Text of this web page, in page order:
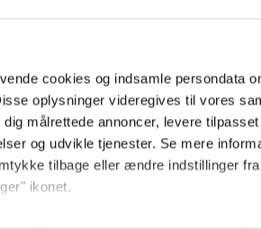
cookies og indsamle persondata
oplysninger videregives til vores
målrettede annoncer, levere
og udvikle tjenester. Se mere
tilbage eller ændre indstillinger
ikonet.
Jette sin hund i en
Annonce